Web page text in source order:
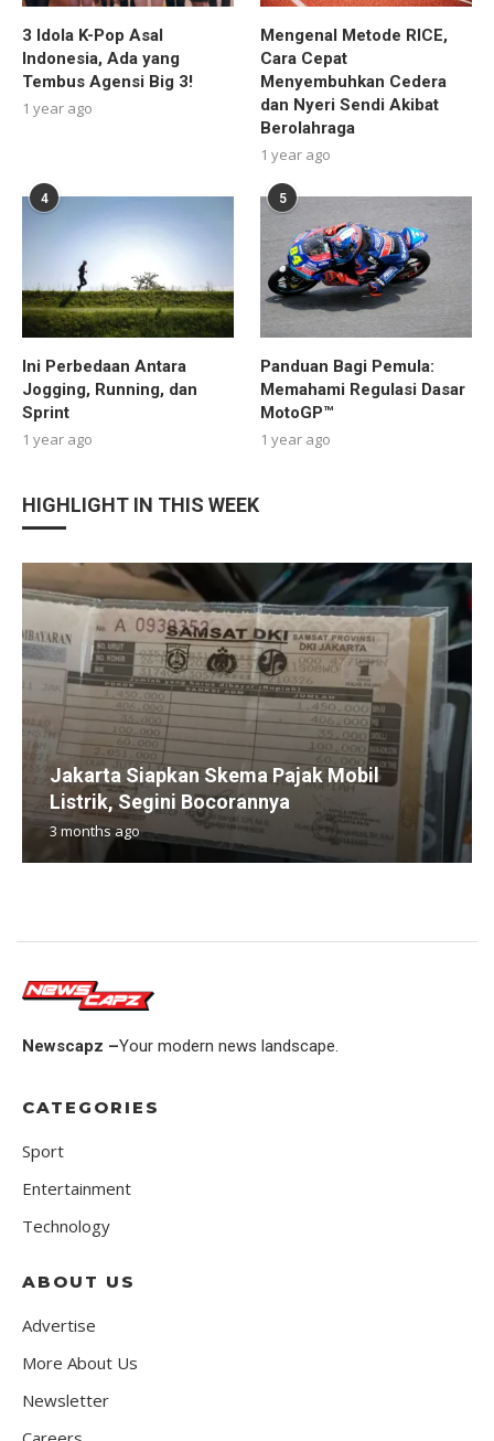
3 Idola K-Pop Asal
Indonesia, Ada yang
Tembus Agensi Big 3!
1 year ago
Mengenal Metode RICE,
Cara Cepat
Menyembuhkan Cedera
dan Nyeri Sendi Akibat
Berolahraga
1 year ago
4
Ini Perbedaan Antara
Jogging, Running, dan
Sprint
1 year ago
5
Panduan Bagi Pemula:
Memahami Regulasi Dasar
MotoGP™
1 year ago
HIGHLIGHT IN THIS WEEK
Jakarta Siapkan Skema Pajak Mobil
Listrik, Segini Bocorannya
3 months ago
Newscapz –Your modern news landscape.
CATEGORIES
Sport
Entertainment
Technology
ABOUT US
Advertise
More About Us
Newsletter